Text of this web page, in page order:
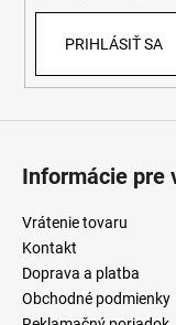
PRIHLÁSIŤ SA
Informácie pre
Vrátenie tovaru
Kontakt
Doprava a platba
Obchodné podmienky